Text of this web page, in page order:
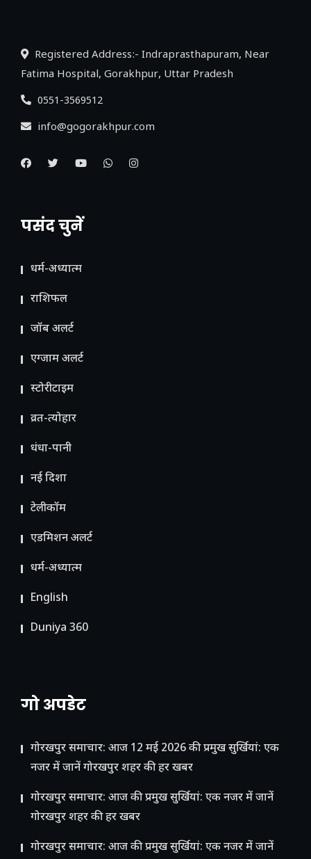
Registered Address:- Indraprasthapuram, Near
Fatima Hospital, Gorakhpur, Uttar Pradesh
0551-3569512
info@gogorakhpur.com
पसंद चुनें
धर्म-अध्यात्म
राशिफल
जॉब अलर्ट
एग्जाम अलर्ट
स्टोरीटाइम
व्रत-त्योहार
धंधा-पानी
नई दिशा
टेलीकॉम
ए​डमिशन अलर्ट
धर्म-अध्यात्म
English
Duniya 360
गो अपडेट
गोरखपुर समाचार: आज 12 मई 2026 की प्रमुख सुर्खियां: एक
नजर में जानें गोरखपुर शहर की हर खबर
गोरखपुर समाचार: आज की प्रमुख सुर्खियां: एक नजर में जानें
गोरखपुर शहर की हर खबर
गोरखपुर समाचार: आज की प्रमुख सुर्खियां: एक नजर में जानें